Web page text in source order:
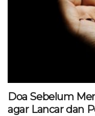
Doa Sebelum
agar Lancar dan